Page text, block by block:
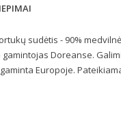
sudėtis - 90%
Doreanse.
Europoje.